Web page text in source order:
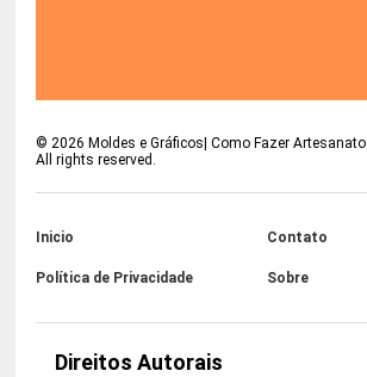
©2026 Moldes e Gráficos| Como Fazer Artesanato
All rights reserved.
Inicio Contato
Política de Privacidade Sobre
Direitos Autorais